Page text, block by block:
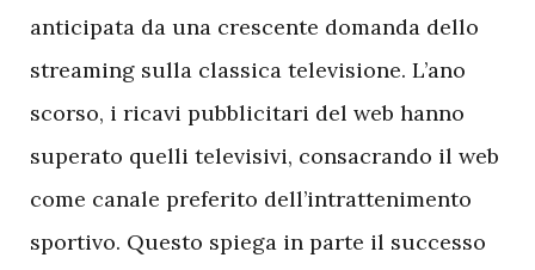
anticipata da una crescente domanda dello
streaming sulla classica televisione. L’ano
scorso, i ricavi pubblicitari del web hanno
superato quelli televisivi, consacrando il web
come canale preferito dell’intrattenimento
sportivo. Questo spiega in parte il successo